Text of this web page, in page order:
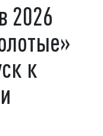
2026
к